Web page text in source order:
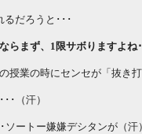
るだろうと･･･
らまず、1限サボりますよね
授業の時にセンセが「抜き
･（汗）
ソートー嫌嫌デシタンが（汗